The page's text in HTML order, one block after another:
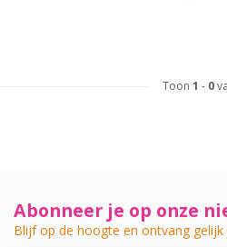
Toon 1 - 0
Abonneer je op onze
Blijf op de hoogte en ontvang gelijk